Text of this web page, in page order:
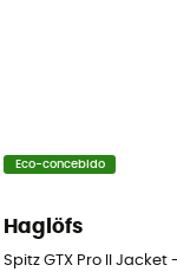
Eco-concebido
Haglöfs
Spitz GTX Pro II